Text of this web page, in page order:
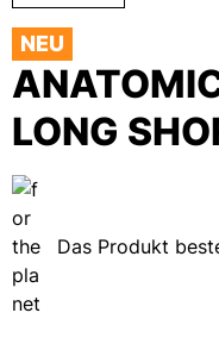
NEU
LONG
Das Produkt